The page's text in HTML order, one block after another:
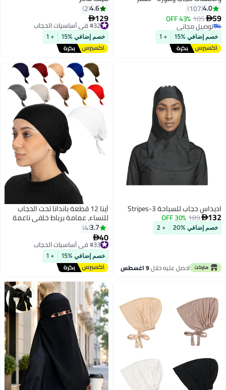
20
ملابس الصلاة للبنات والامهات -
اسدال صلاة - لبس صلاة - لباس
الصلاة
4.0
107
59
105
43% OFF
توصيل مجاني
توصيل مجاني
خصم إضافي %15 + 1
6
4.6
2
129#32 في أساسيات الحجاب
توصيل مجاني
#32 في أساسيات الحجاب
خصم إضافي %15 + 1
اديداس حجاب للسباحة 3-Stripes
132
189
30% OFF
خصم إضافي %20 + 2
احصل عليه خلال9 اغسطس
آینا 12 قطعة باندانا تحت الحجاب
للنساء، عمامة برباط خلفي ناعمة
وقابلة للتنفس كبطانة للحجاب بونيه
غطاء رأس - ألوان متنوعة قد تختلف
3.7
4
40#33 في أساسيات الحجاب
توصيل مجاني
#33 في أساسيات الحجاب
خصم إضافي %15 + 1